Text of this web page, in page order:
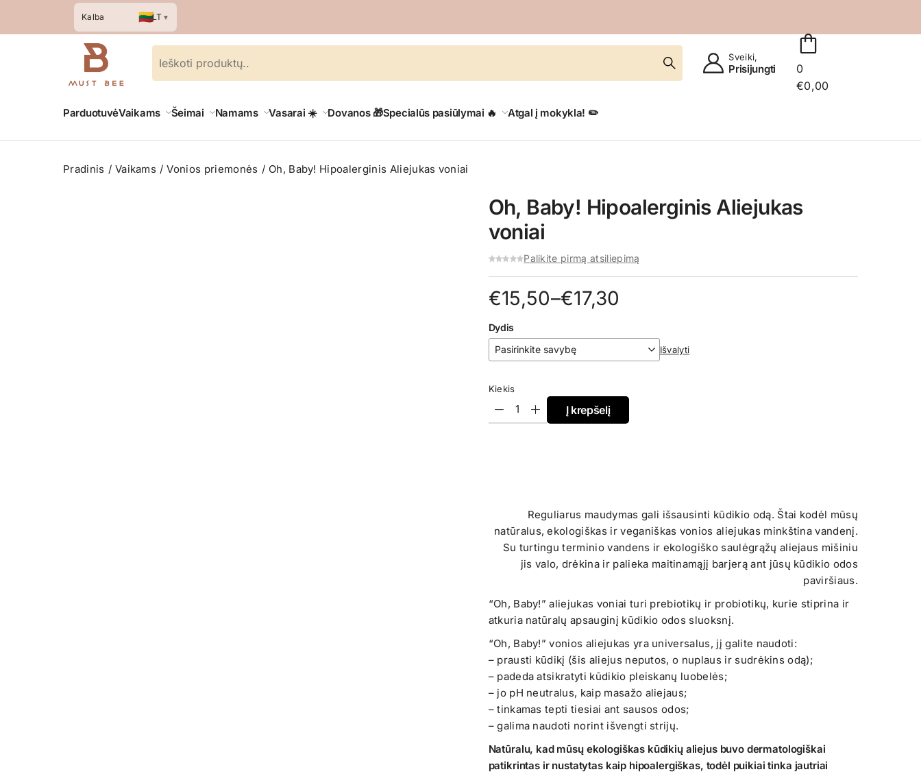
Kalba 🇱🇹LT ▼
Sveiki,
Prisijungti
0
€0,00
ParduotuvėVaikams Šeimai Namams Vasarai ☀️ Dovanos 🎁Specialūs pasiūlymai 🔥 Atgal į mokykla! ✏️
Pradinis Vaikams Vonios priemonės Oh, Baby! Hipoalerginis Aliejukas voniai
Oh, Baby! Hipoalerginis Aliejukas
voniai
Palikite pirmą atsiliepimą
€15,50–€17,30
Price
range:
€15,50
through
€17,30
Dydis
Išvalyti
Kiekis
Į krepšelį
Reguliarus maudymas gali išsausinti kūdikio odą. Štai kodėl mūsų
natūralus, ekologiškas ir veganiškas vonios aliejukas minkština vandenį.
Su turtingu terminio vandens ir ekologiško saulėgrąžų aliejaus mišiniu
jis valo, drėkina ir palieka maitinamąjį barjerą ant jūsų kūdikio odos
paviršiaus.
“Oh, Baby!” aliejukas voniai turi prebiotikų ir probiotikų, kurie stiprina ir
atkuria natūralų apsauginį kūdikio odos sluoksnį.
“Oh, Baby!” vonios aliejukas yra universalus, jį galite naudoti:
– prausti kūdikį (šis aliejus neputos, o nuplaus ir sudrėkins odą);
– padeda atsikratyti kūdikio pleiskanų luobelės;
– jo pH neutralus, kaip masažo aliejaus;
– tinkamas tepti tiesiai ant sausos odos;
– galima naudoti norint išvengti strijų.
Natūralu, kad mūsų ekologiškas kūdikių aliejus buvo dermatologiškai
patikrintas ir nustatytas kaip hipoalergiškas, todėl puikiai tinka jautriai